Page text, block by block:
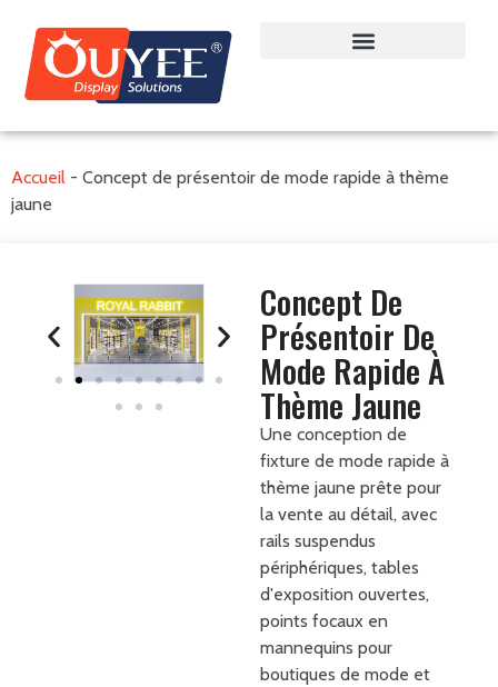
Accueil - Concept de présentoir de mode rapide à thème
jaune
Concept De
Présentoir De
Mode Rapide À
Thème Jaune
Une conception de
fixture de mode rapide à
thème jaune prête pour
la vente au détail, avec
rails suspendus
périphériques, tables
d'exposition ouvertes,
points focaux en
mannequins pour
boutiques de mode et